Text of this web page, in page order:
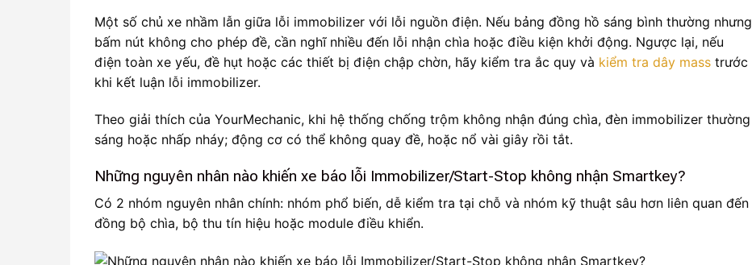
Một số chủ xe nhầm lẫn giữa lỗi immobilizer với lỗi nguồn điện. Nếu bảng đồng hồ sáng bình thường nhưng
bấm nút không cho phép đề, cần nghĩ nhiều đến lỗi nhận chìa hoặc điều kiện khởi động. Ngược lại, nếu
điện toàn xe yếu, đề hụt hoặc các thiết bị điện chập chờn, hãy kiểm tra ắc quy và kiểm tra dây mass trước
khi kết luận lỗi immobilizer.
Theo giải thích của YourMechanic, khi hệ thống chống trộm không nhận đúng chìa, đèn immobilizer thường
sáng hoặc nhấp nháy; động cơ có thể không quay đề, hoặc nổ vài giây rồi tắt.
Những nguyên nhân nào khiến xe báo lỗi Immobilizer/Start-Stop không nhận Smartkey?
Có 2 nhóm nguyên nhân chính: nhóm phổ biến, dễ kiểm tra tại chỗ và nhóm kỹ thuật sâu hơn liên quan đến
đồng bộ chìa, bộ thu tín hiệu hoặc module điều khiển.